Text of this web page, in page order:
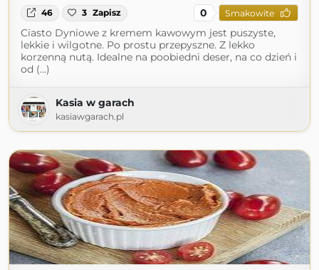
46 3 Zapisz 0 Smakowite
Ciasto Dyniowe z kremem kawowym jest puszyste,
lekkie i wilgotne. Po prostu przepyszne. Z lekko
korzenną nutą. Idealne na poobiedni deser, na co dzień i
od (...)
Kasia w garach
kasiawgarach.pl